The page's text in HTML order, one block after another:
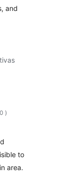
and
classificações
)
to
area.